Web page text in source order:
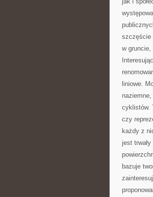
szczęście
w gruncie,
liniowe.
cyklistów.
czy
każdy z
jest
bazuje